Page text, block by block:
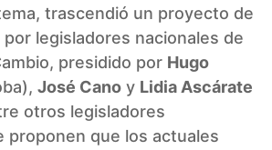
trascendió un proyecto de
legisladores nacionales de
presidido por Hugo
José Cano y Lidia Ascárate
otros legisladores
proponen que los actuales